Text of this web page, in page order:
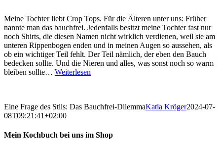
Meine Tochter liebt Crop Tops. Für die Älteren unter uns: Früher
nannte man das bauchfrei. Jedenfalls besitzt meine Tochter fast nur
noch Shirts, die diesen Namen nicht wirklich verdienen, weil sie am
unteren Rippenbogen enden und in meinen Augen so aussehen, als
ob ein wichtiger Teil fehlt. Der Teil nämlich, der eben den Bauch
bedecken sollte. Und die Nieren und alles, was sonst noch so warm
bleiben sollte… Weiterlesen
Eine Frage des Stils: Das Bauchfrei-DilemmaKatia Kröger2024-07-
08T09:21:41+02:00
Mein Kochbuch bei uns im Shop